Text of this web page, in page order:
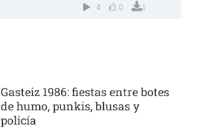
4 0 1
Gasteiz 1986: fiestas entre botes
de humo, punkis, blusas y
policía